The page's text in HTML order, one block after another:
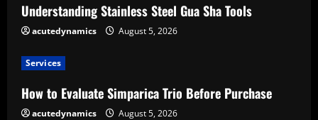
Understanding Stainless Steel Gua Sha Tools
acutedynamics August 5, 2026
Services
How to Evaluate Simparica Trio Before Purchase
acutedynamics August 5, 2026